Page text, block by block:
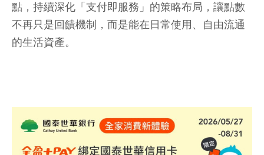
點，持續深化「支付即服務」的策略布局，讓點數
不再只是回饋機制，而是能在日常使用、自由流通
的生活資產。